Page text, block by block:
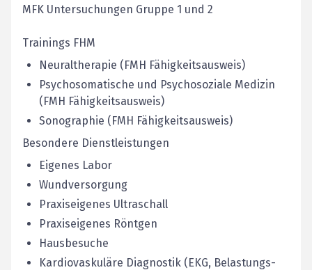
MFK Untersuchungen Gruppe 1 und 2
Trainings FHM
Neuraltherapie (FMH Fähigkeitsausweis)
Psychosomatische und Psychosoziale Medizin
(FMH Fähigkeitsausweis)
Sonographie (FMH Fähigkeitsausweis)
Besondere Dienstleistungen
Eigenes Labor
Wundversorgung
Praxiseigenes Ultraschall
Praxiseigenes Röntgen
Hausbesuche
Kardiovaskuläre Diagnostik (EKG, Belastungs-